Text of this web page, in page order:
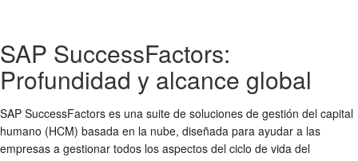
SAP SuccessFactors:
Profundidad y alcance global
SAP SuccessFactors es una suite de soluciones de gestión del capital
humano (HCM) basada en la nube, diseñada para ayudar a las
empresas a gestionar todos los aspectos del ciclo de vida del